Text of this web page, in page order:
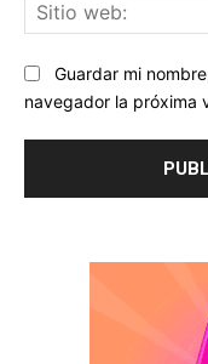
Guardar mi
navegador la próxima